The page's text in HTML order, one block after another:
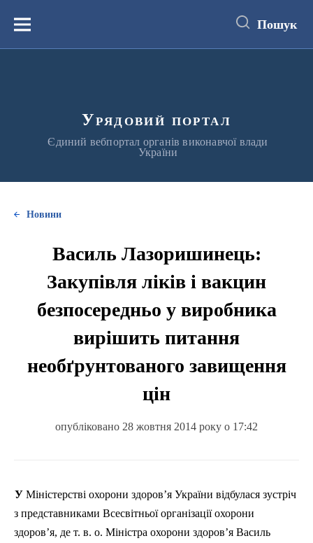
вмістуМеню Пошук
Урядовий портал
Єдиний вебпортал органів виконавчої влади
України
Новини
Василь Лазоришинець:
Закупівля ліків і вакцин
безпосередньо у виробника
вирішить питання
необґрунтованого завищення
цін
опубліковано 28 жовтня 2014 року о 17:42
У Міністерстві охорони здоров’я України відбулася зустріч
з представниками Всесвітньої організації охорони
здоров’я, де т. в. о. Міністра охорони здоров’я Василь